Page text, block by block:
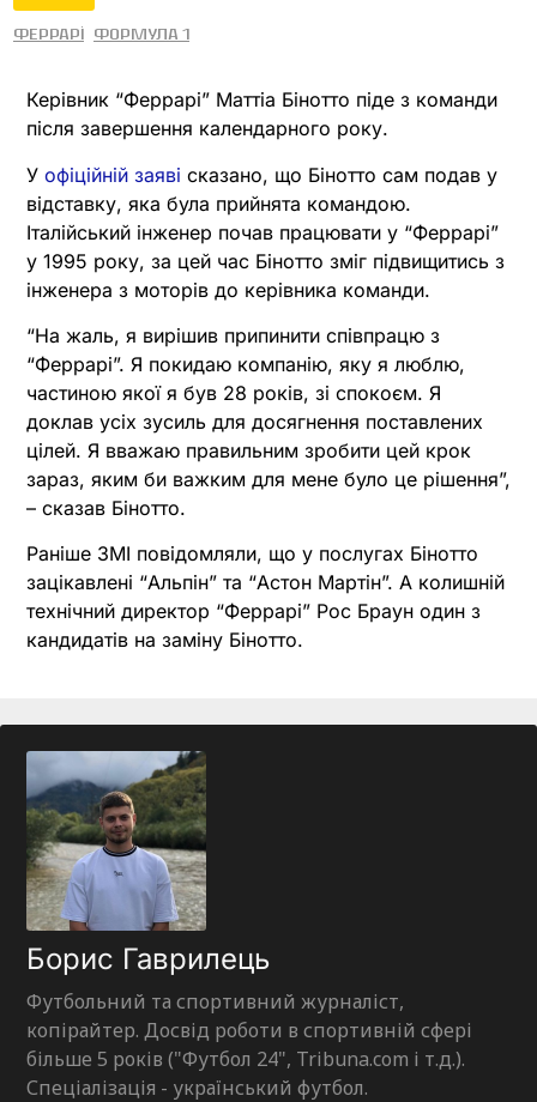
Феррарі Формула 1
Керівник “Феррарі” Маттіа Бінотто піде з команди
після завершення календарного року.
У офіційній заяві сказано, що Бінотто сам подав у
відставку, яка була прийнята командою.
Італійський інженер почав працювати у “Феррарі”
у 1995 року, за цей час Бінотто зміг підвищитись з
інженера з моторів до керівника команди.
“На жаль, я вирішив припинити співпрацю з
“Феррарі”. Я покидаю компанію, яку я люблю,
частиною якої я був 28 років, зі спокоєм. Я
доклав усіх зусиль для досягнення поставлених
цілей. Я вважаю правильним зробити цей крок
зараз, яким би важким для мене було це рішення”,
– сказав Бінотто.
Раніше ЗМІ повідомляли, що у послугах Бінотто
зацікавлені “Альпін” та “Астон Мартін”. А колишній
технічний директор “Феррарі” Рос Браун один з
кандидатів на заміну Бінотто.
Борис Гаврилець
Футбольний та спортивний журналіст,
копірайтер. Досвід роботи в спортивній сфері
більше 5 років ("Футбол 24", Tribuna.com і т.д.).
Спеціалізація - український футбол.